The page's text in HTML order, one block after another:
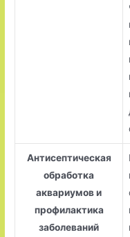
Антисептическая
обработка
аквариумов и
профилактика
заболеваний